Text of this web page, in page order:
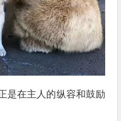
是在主人的纵容和鼓励